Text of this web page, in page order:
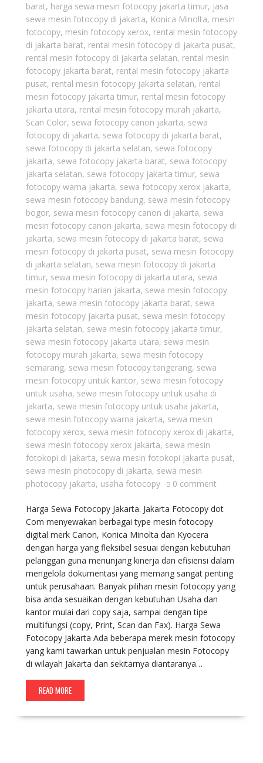
barat, harga sewa mesin fotocopy jakarta timur, jasa
sewa mesin fotocopy di jakarta, Konica Minolta, mesin
fotocopy, mesin fotocopy xerox, rental mesin fotocopy
di jakarta barat, rental mesin fotocopy di jakarta pusat,
rental mesin fotocopy di jakarta selatan, rental mesin
fotocopy jakarta barat, rental mesin fotocopy jakarta
pusat, rental mesin fotocopy jakarta selatan, rental
mesin fotocopy jakarta timur, rental mesin fotocopy
jakarta utara, rental mesin fotocopy murah jakarta,
Scan Color, sewa fotocopy canon jakarta, sewa
fotocopy di jakarta, sewa fotocopy di jakarta barat,
sewa fotocopy di jakarta selatan, sewa fotocopy
jakarta, sewa fotocopy jakarta barat, sewa fotocopy
jakarta selatan, sewa fotocopy jakarta timur, sewa
fotocopy warna jakarta, sewa fotocopy xerox jakarta,
sewa mesin fotocopy bandung, sewa mesin fotocopy
bogor, sewa mesin fotocopy canon di jakarta, sewa
mesin fotocopy canon jakarta, sewa mesin fotocopy di
jakarta, sewa mesin fotocopy di jakarta barat, sewa
mesin fotocopy di jakarta pusat, sewa mesin fotocopy
di jakarta selatan, sewa mesin fotocopy di jakarta
timur, sewa mesin fotocopy di jakarta utara, sewa
mesin fotocopy harian jakarta, sewa mesin fotocopy
jakarta, sewa mesin fotocopy jakarta barat, sewa
mesin fotocopy jakarta pusat, sewa mesin fotocopy
jakarta selatan, sewa mesin fotocopy jakarta timur,
sewa mesin fotocopy jakarta utara, sewa mesin
fotocopy murah jakarta, sewa mesin fotocopy
semarang, sewa mesin fotocopy tangerang, sewa
mesin fotocopy untuk kantor, sewa mesin fotocopy
untuk usaha, sewa mesin fotocopy untuk usaha di
jakarta, sewa mesin fotocopy untuk usaha jakarta,
sewa mesin fotocopy warna jakarta, sewa mesin
fotocopy xerox, sewa mesin fotocopy xerox di jakarta,
sewa mesin fotocopy xerox jakarta, sewa mesin
fotokopi di jakarta, sewa mesin fotokopi jakarta pusat,
sewa mesin photocopy di jakarta, sewa mesin
photocopy jakarta, usaha fotocopy 0 comment
Harga Sewa Fotocopy Jakarta. Jakarta Fotocopy dot
Com menyewakan berbagai type mesin fotocopy
digital merk Canon, Konica Minolta dan Kyocera
dengan harga yang fleksibel sesuai dengan kebutuhan
pelanggan guna menunjang kinerja dan efisiensi dalam
mengelola dokumentasi yang memang sangat penting
untuk perusahaan. Banyak pilihan mesin fotocopy yang
bisa anda sesuaikan dengan kebutuhan Usaha dan
kantor mulai dari copy saja, sampai dengan tipe
multifungsi (copy, Print, Scan dan Fax). Harga Sewa
Fotocopy Jakarta Ada beberapa merek mesin fotocopy
yang kami tawarkan untuk penjualan mesin Fotocopy
di wilayah Jakarta dan sekitarnya diantaranya…
READ MORE